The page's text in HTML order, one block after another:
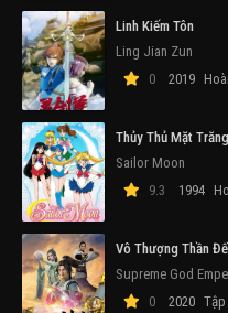
Linh Kiếm Tôn
Ling Jian Zun
0
2019
Thủy Thủ Mặt Trăng
Sailor Moon
9.3
1994
Vô Thượng Thần Đế
Supreme God
0
2020 Tập